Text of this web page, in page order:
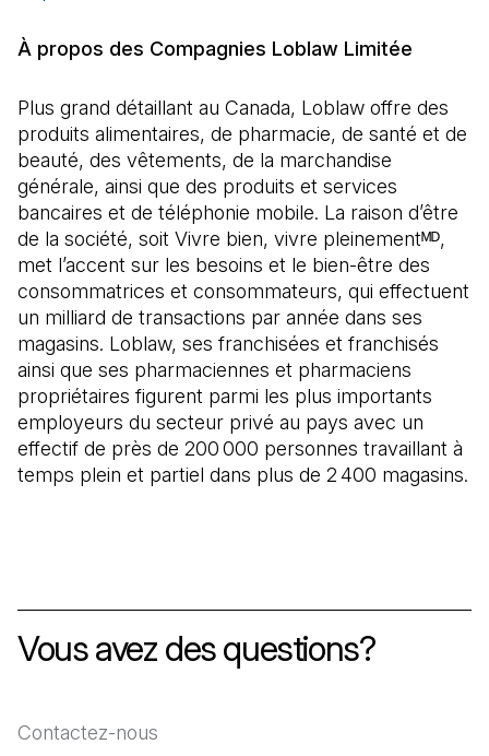
À propos des Compagnies Loblaw Limitée
Plus grand détaillant au Canada, Loblaw offre des
produits alimentaires, de pharmacie, de santé et de
beauté, des vêtements, de la marchandise
générale, ainsi que des produits et services
bancaires et de téléphonie mobile. La raison d’être
de la société, soit Vivre bien, vivre pleinementᴹᴰ,
met l’accent sur les besoins et le bien-être des
consommatrices et consommateurs, qui effectuent
un milliard de transactions par année dans ses
magasins. Loblaw, ses franchisées et franchisés
ainsi que ses pharmaciennes et pharmaciens
propriétaires figurent parmi les plus importants
employeurs du secteur privé au pays avec un
effectif de près de 200 000 personnes travaillant à
temps plein et partiel dans plus de 2 400 magasins.
Vous avez des questions?
Contactez-nous